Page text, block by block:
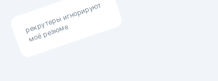
рекрутеры игнорируют
моё резюме